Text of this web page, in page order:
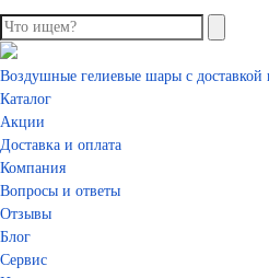
Воздушные гелиевые шары с
Каталог
Акции
Доставка и оплата
Компания
Вопросы и ответы
Отзывы
Блог
Сервис